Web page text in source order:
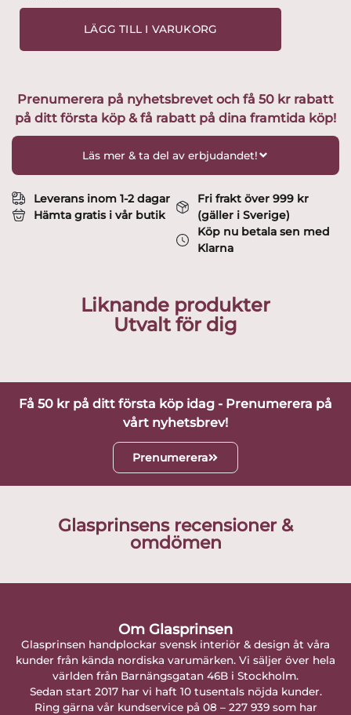
Boda
Carlia
design
Vicke
Lindstrand
LÄGG TILL I VARUKORG
Prenumerera på nyhetsbrevet och få 50 kr rabatt
på ditt första köp & få rabatt på dina framtida köp!
Läs mer & ta del av erbjudandet!
Leverans inom 1-2 dagar
Hämta gratis i vår butik
Fri frakt över 999 kr
(gäller i Sverige)
Köp nu betala sen med
Klarna
Liknande produkter
Utvalt för dig
Få 50 kr på ditt första köp idag - Prenumerera på
vårt nyhetsbrev!
Prenumerera
Glasprinsens recensioner &
omdömen
Om Glasprinsen
Glasprinsen handplockar svensk interiör & design åt våra
kunder från kända nordiska varumärken. Vi säljer över hela
världen från Barnängsgatan 46B i Stockholm.
Sedan start 2017 har vi haft 10 tusentals nöjda kunder.
Ring gärna vår kundservice på 08 – 227 939 som har